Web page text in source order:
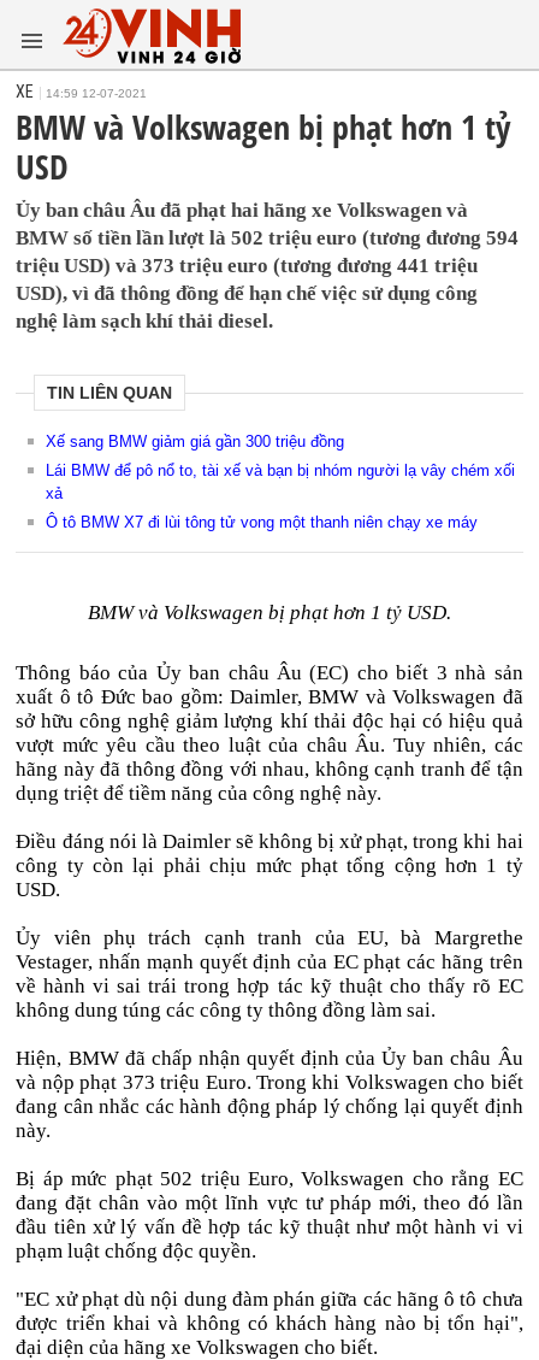
XE 14:59 12-07-2021
BMW và Volkswagen bị phạt hơn 1 tỷ
USD
Ủy ban châu Âu đã phạt hai hãng xe Volkswagen và
BMW số tiền lần lượt là 502 triệu euro (tương đương 594
triệu USD) và 373 triệu euro (tương đương 441 triệu
USD), vì đã thông đồng để hạn chế việc sử dụng công
nghệ làm sạch khí thải diesel.
TIN LIÊN QUAN
Xế sang BMW giảm giá gần 300 triệu đồng
Lái BMW để pô nổ to, tài xế và bạn bị nhóm người lạ vây chém xối
xả
Ô tô BMW X7 đi lùi tông tử vong một thanh niên chạy xe máy
BMW và Volkswagen bị phạt hơn 1 tỷ USD.
Thông báo của Ủy ban châu Âu (EC) cho biết 3 nhà sản
xuất ô tô Đức bao gồm: Daimler, BMW và Volkswagen đã
sở hữu công nghệ giảm lượng khí thải độc hại có hiệu quả
vượt mức yêu cầu theo luật của châu Âu. Tuy nhiên, các
hãng này đã thông đồng với nhau, không cạnh tranh để tận
dụng triệt để tiềm năng của công nghệ này.
Điều đáng nói là Daimler sẽ không bị xử phạt, trong khi hai
công ty còn lại phải chịu mức phạt tổng cộng hơn 1 tỷ
USD.
Ủy viên phụ trách cạnh tranh của EU, bà Margrethe
Vestager, nhấn mạnh quyết định của EC phạt các hãng trên
về hành vi sai trái trong hợp tác kỹ thuật cho thấy rõ EC
không dung túng các công ty thông đồng làm sai.
Hiện, BMW đã chấp nhận quyết định của Ủy ban châu Âu
và nộp phạt 373 triệu Euro. Trong khi Volkswagen cho biết
đang cân nhắc các hành động pháp lý chống lại quyết định
này.
Bị áp mức phạt 502 triệu Euro, Volkswagen cho rằng EC
đang đặt chân vào một lĩnh vực tư pháp mới, theo đó lần
đầu tiên xử lý vấn đề hợp tác kỹ thuật như một hành vi vi
phạm luật chống độc quyền.
"EC xử phạt dù nội dung đàm phán giữa các hãng ô tô chưa
được triển khai và không có khách hàng nào bị tổn hại",
đại diện của hãng xe Volkswagen cho biết.